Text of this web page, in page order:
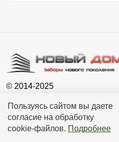
Пользуясь сайтом вы даете
согласие на обработку
cookie-файлов. Подробнее
© 2014-2025
Сайт носит исключительно
является публичной офертой,
РФ. Для получения подробной